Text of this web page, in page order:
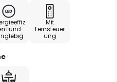
und
Mit
Fernsteuer
ung